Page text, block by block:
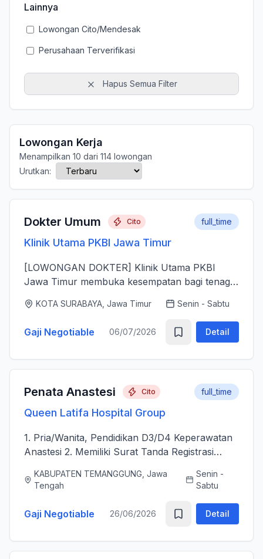
Lainnya
Lowongan Cito/Mendesak
Perusahaan Terverifikasi
Hapus Semua Filter
Lowongan Kerja
Menampilkan 10 dari 114 lowongan
Urutkan:
Dokter Umum Cito
Klinik Utama PKBI Jawa Timur
full_time
[LOWONGAN DOKTER] Klinik Utama PKBI
Jawa Timur membuka kesempatan bagi tenaga
memberikan layanan kesehatan bagi
masyarakat. Kami mencari dokter yang memiliki
k...
KOTA SURABAYA, Jawa Timur Senin - Sabtu
Gaji Negotiable 06/07/2026 Detail
Penata Anastesi Cito
Queen Latifa Hospital Group
full_time
1. Pria/Wanita, Pendidikan D3/D4 Keperawatan
Anastesi 2. Memiliki Surat Tanda Registrasi
kepenataan anestesi sebelum, selama, dan
sesudah Tindakan Operasi 3....
KABUPATEN TEMANGGUNG, Jawa
Tengah
Senin -
Sabtu
Gaji Negotiable 26/06/2026 Detail